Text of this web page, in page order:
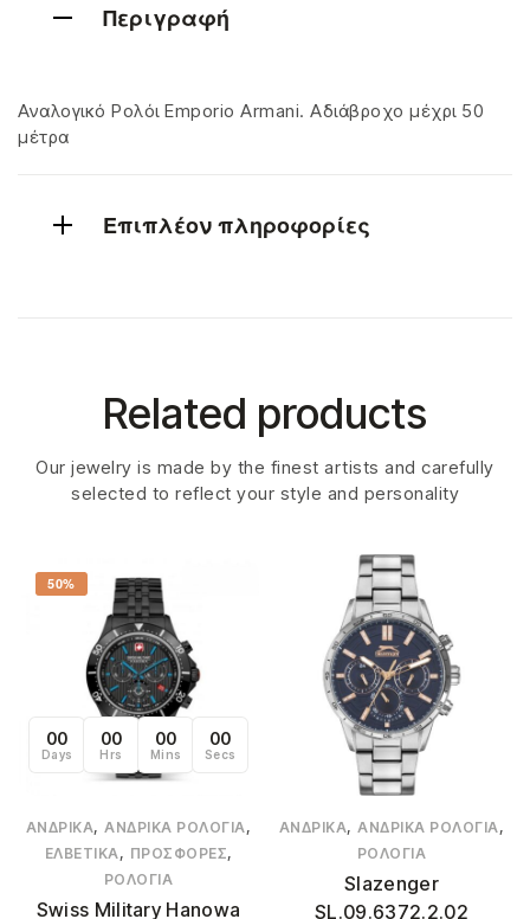
Περιγραφή
Αναλογικό Ρολόι Emporio Armani. Αδιάβροχο μέχρι 50
μέτρα
Επιπλέον πληροφορίες
Related products
Our jewelry is made by the finest artists and carefully
selected to reflect your style and personality
50%
00
Days
00
Hrs
00
Mins
00
Secs
ΑΝΔΡΙΚΆ,ΑΝΔΡΙΚΆ ΡΟΛΌΓΙΑ,
ΕΛΒΕΤΙΚΆ, ΠΡΟΣΦΟΡΈΣ,
ΡΟΛΌΓΙΑ
Swiss Military Hanowa
ΑΝΔΡΙΚΆ,ΑΝΔΡΙΚΆ ΡΟΛΌΓΙΑ,
ΡΟΛΌΓΙΑ
Slazenger
SL.09.6372.2.02